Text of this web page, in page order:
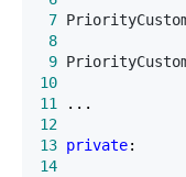
7
8
9
10
11
12
13 private
14